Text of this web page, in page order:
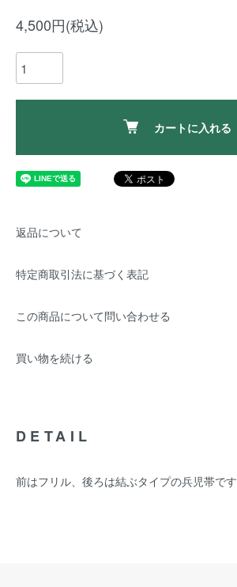
4,500円(税込)
カートに入れる
返品について
特定商取引法に基づく表記
この商品について問い合わせる
買い物を続ける
DETAIL
前はフリル、後ろは結ぶタイプの兵児帯です